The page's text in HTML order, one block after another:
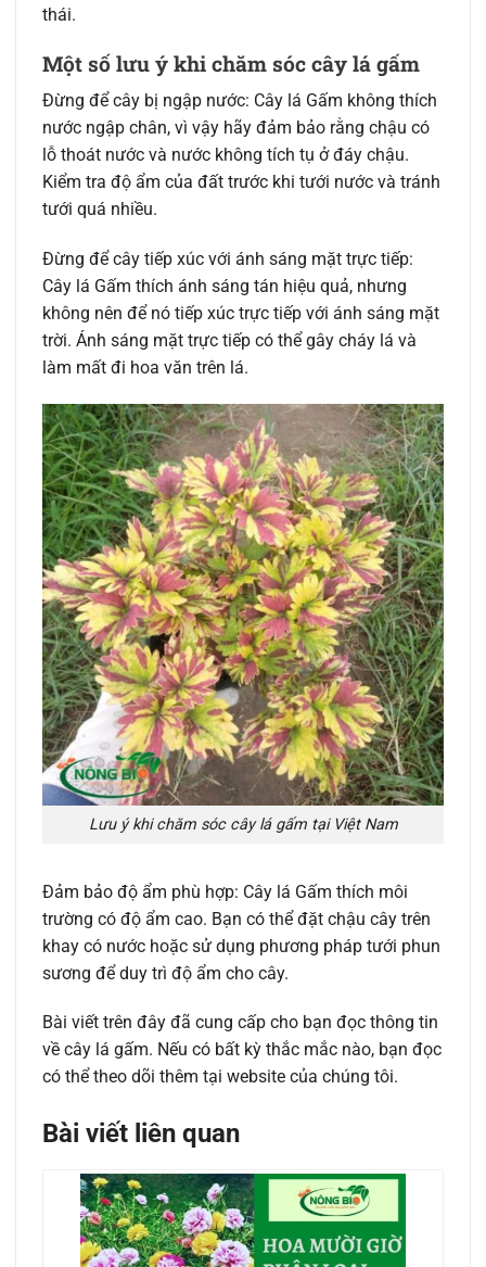
thái.
Một số lưu ý khi chăm sóc cây lá gấm
Đừng để cây bị ngập nước: Cây lá Gấm không thích
nước ngập chân, vì vậy hãy đảm bảo rằng chậu có
lỗ thoát nước và nước không tích tụ ở đáy chậu.
Kiểm tra độ ẩm của đất trước khi tưới nước và tránh
tưới quá nhiều.
Đừng để cây tiếp xúc với ánh sáng mặt trực tiếp:
Cây lá Gấm thích ánh sáng tán hiệu quả, nhưng
không nên để nó tiếp xúc trực tiếp với ánh sáng mặt
trời. Ánh sáng mặt trực tiếp có thể gây cháy lá và
làm mất đi hoa văn trên lá.
Lưu ý khi chăm sóc cây lá gấm tại Việt Nam
Đảm bảo độ ẩm phù hợp: Cây lá Gấm thích môi
trường có độ ẩm cao. Bạn có thể đặt chậu cây trên
khay có nước hoặc sử dụng phương pháp tưới phun
sương để duy trì độ ẩm cho cây.
Bài viết trên đây đã cung cấp cho bạn đọc thông tin
về cây lá gấm. Nếu có bất kỳ thắc mắc nào, bạn đọc
có thể theo dõi thêm tại website của chúng tôi.
Bài viết liên quan